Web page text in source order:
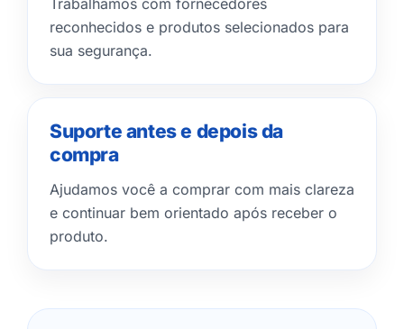
reconhecidos e produtos selecionados para
sua segurança.
Suporte antes e depois da
compra
Ajudamos você a comprar com mais clareza
e continuar bem orientado após receber o
produto.